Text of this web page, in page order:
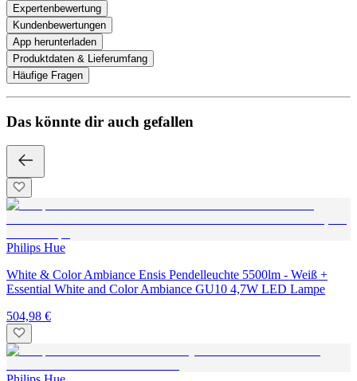
Expertenbewertung
Kundenbewertungen
App herunterladen
Produktdaten & Lieferumfang
Häufige Fragen
Das könnte dir auch gefallen
Philips Hue
White & Color Ambiance Ensis Pendelleuchte 5500lm - Weiß +
Essential White and Color Ambiance GU10 4,7W LED Lampe
504,98 €